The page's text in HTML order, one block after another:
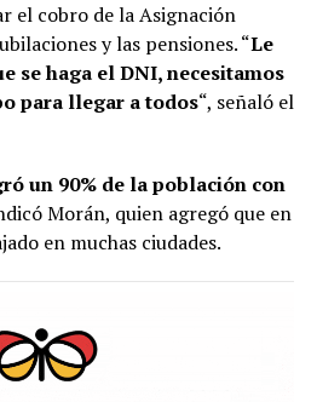
el cobro de la Asignación
y las pensiones. “Le
se haga el DNI, necesitamos
para llegar a todos“, señaló el
un 90% de la población con
Morán, quien agregó que en
en muchas ciudades.